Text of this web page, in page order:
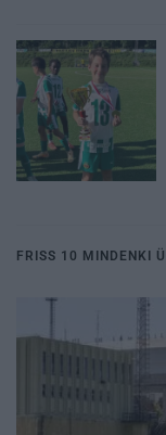
FRISS 10 MINDENKI